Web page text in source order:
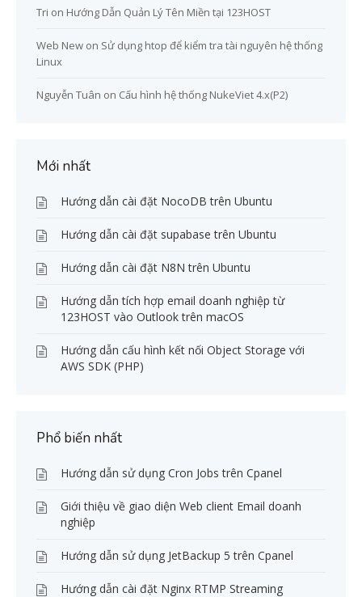
Tri on Hướng Dẫn Quản Lý Tên Miền tại 123HOST
Web New on Sử dụng htop để kiểm tra tài nguyên hệ thống
Linux
Nguyễn Tuân on Cấu hình hệ thống NukeViet 4.x(P2)
Mới nhất
Hướng dẫn cài đặt NocoDB trên Ubuntu
Hướng dẫn cài đặt supabase trên Ubuntu
Hướng dẫn cài đặt N8N trên Ubuntu
Hướng dẫn tích hợp email doanh nghiệp từ
123HOST vào Outlook trên macOS
Hướng dẫn cấu hình kết nối Object Storage với
AWS SDK (PHP)
Phổ biến nhất
Hướng dẫn sử dụng Cron Jobs trên Cpanel
Giới thiệu về giao diện Web client Email doanh
nghiệp
Hướng dẫn sử dụng JetBackup 5 trên Cpanel
Hướng dẫn cài đặt Nginx RTMP Streaming